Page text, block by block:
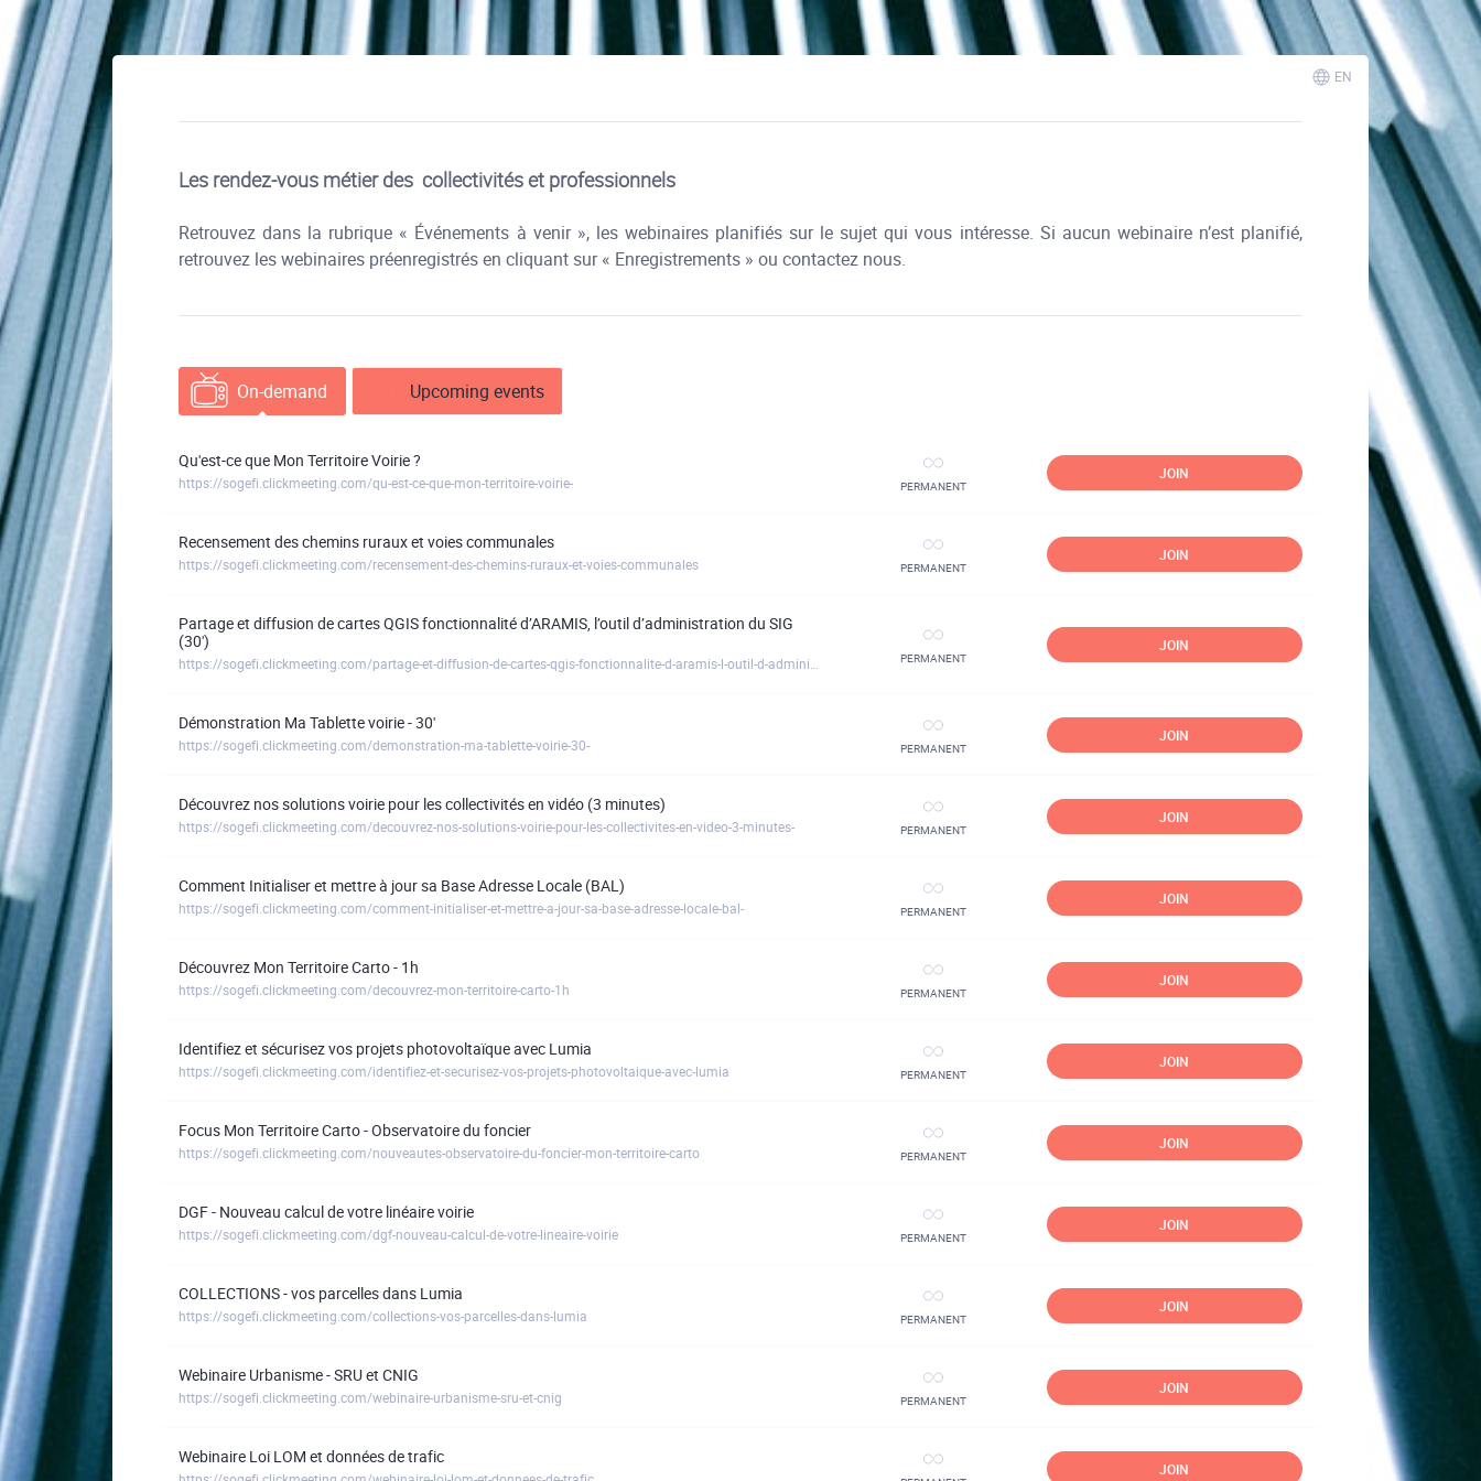
EN
Les rendez-vous métier des collectivités et professionnels
Retrouvez dans la rubrique « Événements à venir », les webinaires planifiés sur le sujet qui vous intéresse. Si aucun webinaire n’est planifié,
retrouvez les webinaires préenregistrés en cliquant sur « Enregistrements » ou contactez nous.
On-demand Upcoming events
Qu'est-ce que Mon Territoire Voirie ?
https://sogefi.clickmeeting.com/qu-est-ce-que-mon-territoire-voirie- PERMANENT
JOIN
Recensement des chemins ruraux et voies communales
https://sogefi.clickmeeting.com/recensement-des-chemins-ruraux-et-voies-communales PERMANENT
JOIN
Partage et diffusion de cartes QGIS fonctionnalité d’ARAMIS, l’outil d’administration du SIG
(30')
PERMANENT
JOIN
Démonstration Ma Tablette voirie - 30'
https://sogefi.clickmeeting.com/demonstration-ma-tablette-voirie-30- PERMANENT
JOIN
Découvrez nos solutions voirie pour les collectivités en vidéo (3 minutes)
https://sogefi.clickmeeting.com/decouvrez-nos-solutions-voirie-pour-les-collectivites-en-video-3-minutes- PERMANENT
JOIN
Comment Initialiser et mettre à jour sa Base Adresse Locale (BAL)
https://sogefi.clickmeeting.com/comment-initialiser-et-mettre-a-jour-sa-base-adresse-locale-bal- PERMANENT
JOIN
Découvrez Mon Territoire Carto - 1h
https://sogefi.clickmeeting.com/decouvrez-mon-territoire-carto-1h PERMANENT
JOIN
Identifiez et sécurisez vos projets photovoltaïque avec Lumia
https://sogefi.clickmeeting.com/identifiez-et-securisez-vos-projets-photovoltaique-avec-lumia PERMANENT
JOIN
Focus Mon Territoire Carto - Observatoire du foncier
https://sogefi.clickmeeting.com/nouveautes-observatoire-du-foncier-mon-territoire-carto PERMANENT
JOIN
DGF - Nouveau calcul de votre linéaire voirie
https://sogefi.clickmeeting.com/dgf-nouveau-calcul-de-votre-lineaire-voirie PERMANENT
JOIN
COLLECTIONS - vos parcelles dans Lumia
https://sogefi.clickmeeting.com/collections-vos-parcelles-dans-lumia PERMANENT
JOIN
Webinaire Urbanisme - SRU et CNIG
https://sogefi.clickmeeting.com/webinaire-urbanisme-sru-et-cnig PERMANENT
JOIN
Webinaire Loi LOM et données de trafic
JOIN